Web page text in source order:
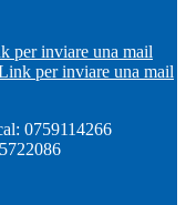
per inviare una mail
per inviare una mail
0759114266